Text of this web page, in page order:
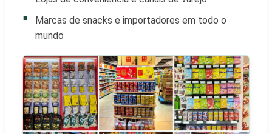
Marcas de snacks e importadores em todo o
mundo